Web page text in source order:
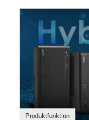
Produktfunktion